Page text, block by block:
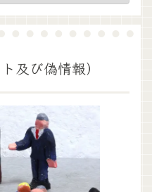
及び偽情報）